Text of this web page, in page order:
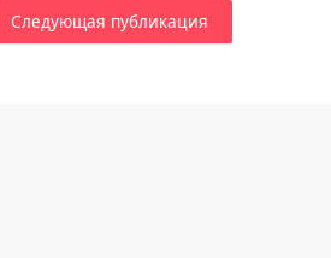
Следующая публикация